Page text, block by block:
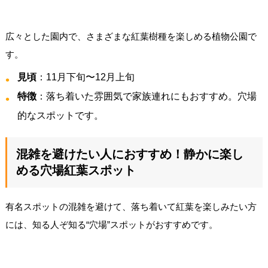
広々とした園内で、さまざまな紅葉樹種を楽しめる植物公園で
す。
見頃：11月下旬〜12月上旬
特徴：落ち着いた雰囲気で家族連れにもおすすめ。穴場
的なスポットです。
混雑を避けたい人におすすめ！静かに楽し
める穴場紅葉スポット
有名スポットの混雑を避けて、落ち着いて紅葉を楽しみたい方
には、知る人ぞ知る“穴場”スポットがおすすめです。